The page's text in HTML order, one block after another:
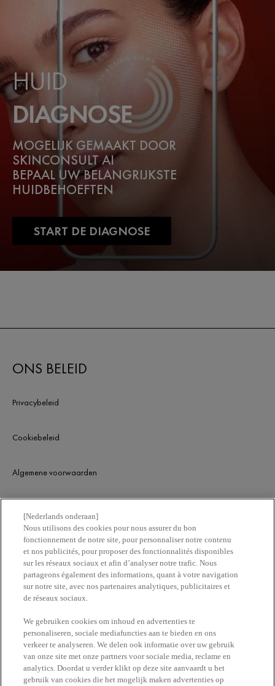
HUID
DIAGNOSE
MOGELIJK GEMAAKT DOOR
SKINCONSULT AI
BEPAAL UW BELANGRIJKSTE
HUIDBEHOEFTEN
START DE DIAGNOSE
ONS BELEID
Privacybeleid
Cookiebeleid
Algemene voorwaarden
KLANTENSERVICE
Contacteer ons
Vind een apotheek
ERetailer List
Newsletter
[Nederlands onderaan]
Nous utilisons des cookies pour nous assurer du bon
fonctionnement de notre site, pour personnaliser notre contenu
et nos publicités, pour proposer des fonctionnalités disponibles
sur les réseaux sociaux et afin d’analyser notre trafic. Nous
partageons également des informations, quant à votre navigation
sur notre site, avec nos partenaires analytiques, publicitaires et
de réseaux sociaux.
We gebruiken cookies om inhoud en advertenties te
personaliseren, sociale mediafuncties aan te bieden en ons
verkeer te analyseren. We delen ook informatie over uw gebruik
van onze site met onze partners voor sociale media, reclame en
analytics. Doordat u verder klikt op deze site aanvaardt u het
gebruik van cookies die het mogelijk maken advertenties op